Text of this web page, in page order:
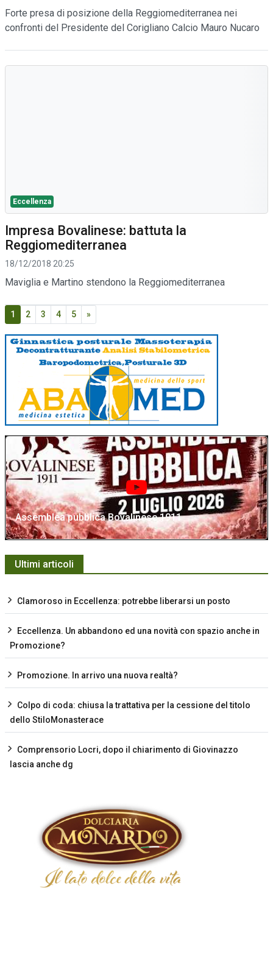
Forte presa di posizione della Reggiomediterranea nei
confronti del Presidente del Corigliano Calcio Mauro Nucaro
Eccellenza
Impresa Bovalinese: battuta la
Reggiomediterranea
18/12/2018 20:25
Maviglia e Martino stendono la Reggiomediterranea
1 2 3 4 5 »
Assemblea pubblica Bovalinese 1911
Ultimi articoli
Clamoroso in Eccellenza: potrebbe liberarsi un posto
Eccellenza. Un abbandono ed una novità con spazio anche in
Promozione?
Promozione. In arrivo una nuova realtà?
Colpo di coda: chiusa la trattativa per la cessione del titolo
dello StiloMonasterace
Comprensorio Locri, dopo il chiarimento di Giovinazzo
lascia anche dg